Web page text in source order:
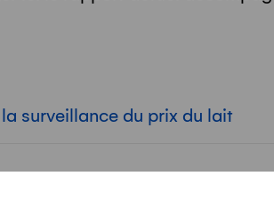
surveillance du prix du lait